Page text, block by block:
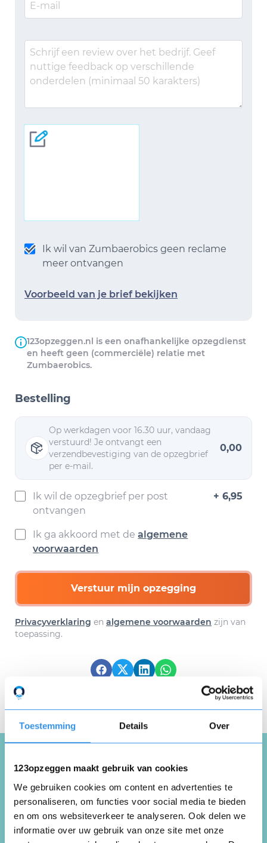
Toestemming Details Over
123opzeggen maakt gebruik van cookies
We gebruiken cookies om content en advertenties te
personaliseren, om functies voor social media te bieden
en om ons websiteverkeer te analyseren. Ook delen we
informatie over uw gebruik van onze site met onze
Ik wil van Zumbaerobics geen reclame
meer ontvangen
Voorbeeld van je brief bekijken
123opzeggen.nl is een onafhankelijke opzegdienst
en heeft geen (commerciële) relatie met
Zumbaerobics.
Bestelling
Op werkdagen voor 16.30 uur, vandaag
verstuurd! Je ontvangt een
verzendbevestiging van de opzegbrief
per e-mail.
0,00
Ik wil de opzegbrief per post
ontvangen
+ 6,95
Ik ga akkoord met dealgemene
voorwaarden
Verstuur mijn opzegging
Privacyverklaring en algemene voorwaarden zijn van
toepassing.
Schrijf een review over
Zumbaerobics